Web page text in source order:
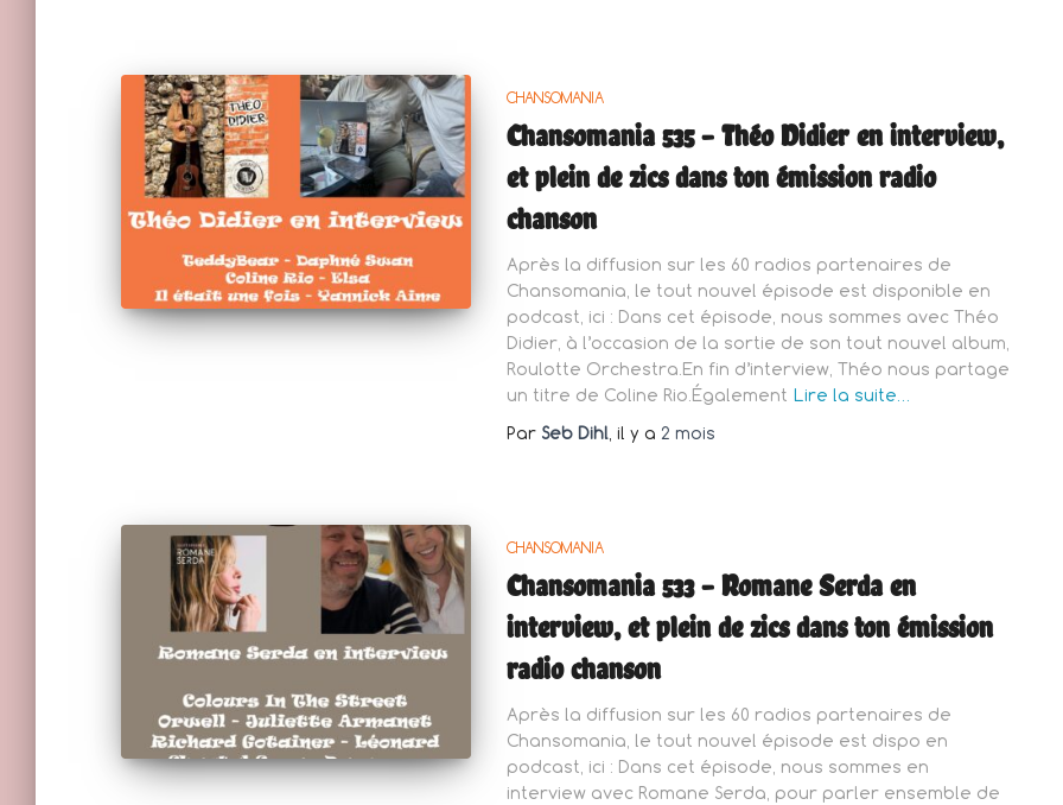
CHANSOMANIA
Chansomania 535 – Théo Didier en interview,
et plein de zics dans ton émission radio
chanson
Après la diffusion sur les 60 radios partenaires de
Chansomania, le tout nouvel épisode est disponible en
podcast, ici : Dans cet épisode, nous sommes avec Théo
Didier, à l’occasion de la sortie de son tout nouvel album,
Roulotte Orchestra.En fin d’interview, Théo nous partage
un titre de Coline Rio.Également Lire la suite…
Par Seb Dihl, il y a 2 mois
CHANSOMANIA
Chansomania 533 – Romane Serda en
interview, et plein de zics dans ton émission
radio chanson
Après la diffusion sur les 60 radios partenaires de
Chansomania, le tout nouvel épisode est dispo en
podcast, ici : Dans cet épisode, nous sommes en
interview avec Romane Serda, pour parler ensemble de